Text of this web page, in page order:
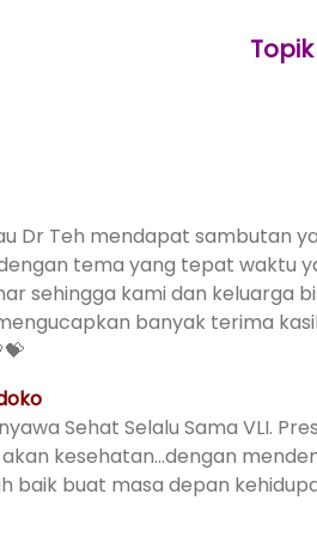
Dr Teh mendapat sambutan
tema yang tepat waktu
sehingga kami dan keluarga
banyak terima
Sehat Selalu Sama VLI.
kesehatan…dengan
buat masa depan